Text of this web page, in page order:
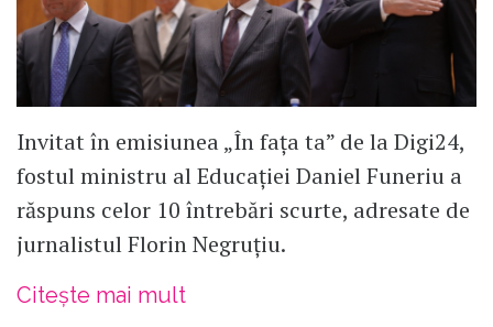
Invitat în emisiunea „În fața ta” de la Digi24,
fostul ministru al Educației Daniel Funeriu a
răspuns celor 10 întrebări scurte, adresate de
jurnalistul Florin Negruțiu.
Citește mai mult